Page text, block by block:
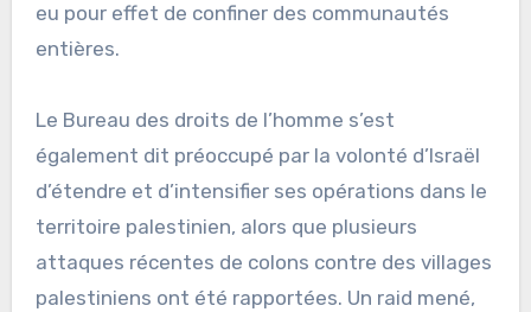
eu pour effet de confiner des communautés
entières.
Le Bureau des droits de l’homme s’est
également dit préoccupé par la volonté d’Israël
d’étendre et d’intensifier ses opérations dans le
territoire palestinien, alors que plusieurs
attaques récentes de colons contre des villages
palestiniens ont été rapportées. Un raid mené,